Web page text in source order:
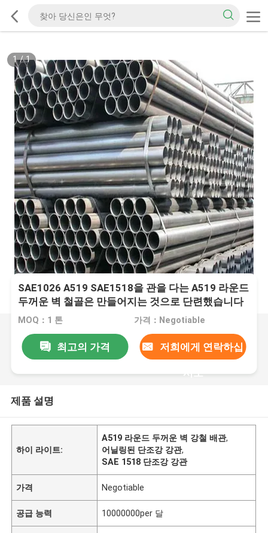
1/1
SAE1026 A519 SAE1518을 관을 다는 A519 라운드
두꺼운 벽 철골은 만들어지는 것으로 단련했습니다
MOQ：1 톤 가격：Negotiable
최고의 가격 저희에게 연락하십
시오
제품 설명
하이 라이트:
A519 라운드 두꺼운 벽 강철 배관,
어닐링된 단조강 강관,
SAE 1518 단조강 강관
가격 Negotiable
공급 능력 10000000per 달